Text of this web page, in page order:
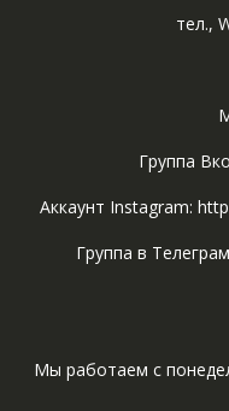
тел.,
Группа
Аккаунт Instagram:
Группа в
Мы работаем с